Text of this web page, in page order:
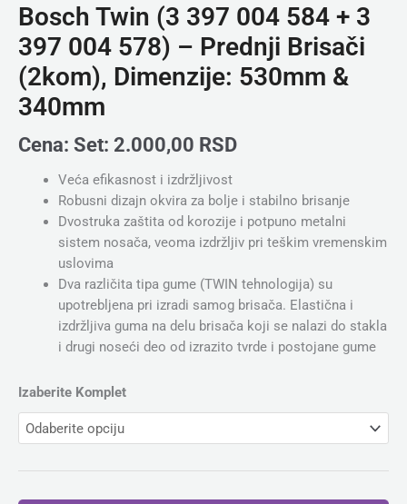
Bosch Twin (3 397 004 584 + 3
397 004 578) – Prednji Brisači
(2kom), Dimenzije: 530mm &
340mm
Cena: Set: 2.000,00 RSD
Veća efikasnost i izdržljivost
Robusni dizajn okvira za bolje i stabilno brisanje
Dvostruka zaštita od korozije i potpuno metalni
sistem nosača, veoma izdržljiv pri teškim vremenskim
uslovima
Dva različita tipa gume (TWIN tehnologija) su
upotrebljena pri izradi samog brisača. Elastična i
izdržljiva guma na delu brisača koji se nalazi do stakla
i drugi noseći deo od izrazito tvrde i postojane gume
Izaberite Komplet